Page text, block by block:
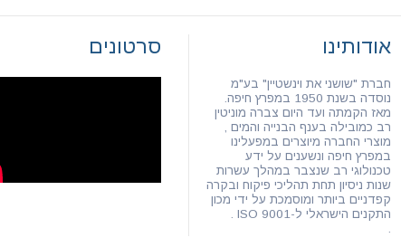
אודותינו
חברת "שושני את וינשטיין" בע"מ
נוסדה בשנת 1950 במפרץ חיפה.
מאז הקמתה ועד היום צברה מוניטין
רב כמובילה בענף הבנייה והמים ,
מוצרי החברה מיוצרים במפעלינו
במפרץ חיפה ונשענים על ידע
טכנולוגי רב שנצבר במהלך עשרות
שנות ניסיון תחת תהליכי פיקוח ובקרה
קפדניים ביותר ומוסמכת על ידי מכון
התקנים הישראלי ל-ISO 9001 .
.
סרטונים